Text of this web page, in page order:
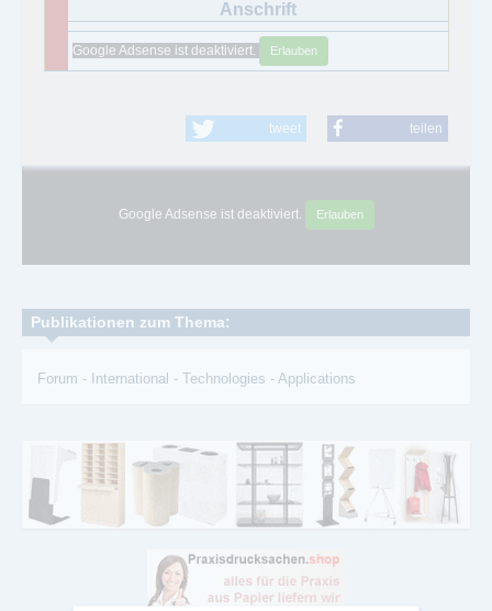
Google Adsense ist deaktiviert. Erlauben
tweet teilen
Google Adsense ist deaktiviert. Erlauben
Publikationen zum Thema:
Forum - International - Technologies - Applications